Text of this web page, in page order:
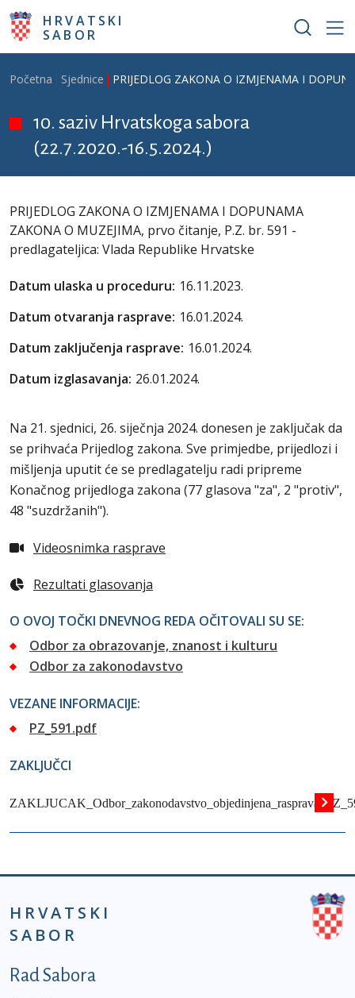
Skoči na glavni sadržaj
HRVATSKI
SABOR
Breadcrumb
Početna Sjednice PRIJEDLOG ZAKONA O IZMJENAMA I
10. saziv Hrvatskoga sabora
(22.7.2020.-16.5.2024.)
PRIJEDLOG ZAKONA O IZMJENAMA I DOPUNAMA
ZAKONA O MUZEJIMA, prvo čitanje, P.Z. br. 591 -
predlagateljica: Vlada Republike Hrvatske
Datum ulaska u proceduru: 16.11.2023.
Datum otvaranja rasprave: 16.01.2024.
Datum zaključenja rasprave: 16.01.2024.
Datum izglasavanja: 26.01.2024.
Na 21. sjednici, 26. siječnja 2024. donesen je zaključak da
se prihvaća Prijedlog zakona. Sve primjedbe, prijedlozi i
mišljenja uputit će se predlagatelju radi pripreme
Konačnog prijedloga zakona (77 glasova "za", 2 "protiv",
48 "suzdržanih").
Videosnimka rasprave
Rezultati glasovanja
O OVOJ TOČKI DNEVNOG REDA OČITOVALI SU SE:
Odbor za obrazovanje, znanost i kulturu
Odbor za zakonodavstvo
VEZANE INFORMACIJE:
PZ_591.pdf
ZAKLJUČCI
HRVATSKI
SABOR
Podnožje prvi izbornik
Rad Sabora